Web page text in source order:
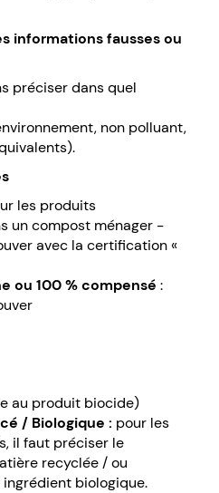
informations fausses ou
préciser dans quel
non polluant,
les produits
un compost ménager -
avec la certification «
ou 100 % compensé :
au produit biocide)
/ Biologique : pour les
il faut préciser le
recyclée / ou
biologique.